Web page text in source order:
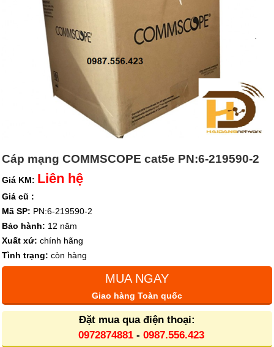
Cáp mạng COMMSCOPE cat5e PN:6-219590-2
Giá KM: Liên hệ
Giá cũ :
Mã SP: PN:6-219590-2
Bảo hành: 12 năm
Xuất xứ: chính hãng
Tình trạng: còn hàng
MUA NGAY
Giao hàng Toàn quốc
Đặt mua qua điện thoại:
0972874881- 0987.556.423